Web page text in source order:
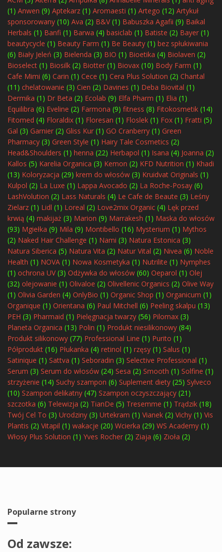
(1) Anwen (9) Aptekarz (1) Aromaesti (1) Artego (12) Artykuł
sponsorowany (10) Ava (2) B&V(1) Babuszka Agafii (9) Baikal
Herbals (1) Banfi (1) Barwa (4) basiclab (1) Batiste (2) Bayer (1)
beautycycle (1) Beauty Farm (1) Be Beauty (1) bez spłukiwania
(6) Biały Jeleń (3) Bielenda (3) BIO (1) Bioetika (4) Biolaven (2)
Bioselect (1) Biosilk (2) Biotter (1) Biovax (10) Body Farm (1)
Cafe Mimi (6) Carin (1) Cece (1) Cera Plus Solution (2) Chantal
(11) chelatowanie (3) Cien (2) Davines (1) Deba Biovital (1)
Dermika (1) Dr Beta (2) Ecolab (9) Elfa Pharm (1) Elia (1)
Equilibra (6) Eveline (2) Farmona (9) fitness (8) Fitokosmetik (14)
Fitomed (4) Floraldix (1) Floresan (1) Floslek (1) Fox (1) Fratti (5)
Gal (3) Garnier (2) Gliss Kur (1) GO Cranberry (1) Green
Pharmacy (3) Green Style (1) Hairy Tale Cosmetics (2)
Head&Shoulders (1) henna (22) Herbapol (1) Isana (4) Joanna (2)
Kallos (5) Karelia Organica (3) Kemon (2) KFD Nutrition (1) Khadi
(13) Koloryzacja (29) krem do włosów (3) Kruidvat Originals (1)
Kulpol (2) La Luxe (1) Lappa Avocado (2) La Roche-Posay (6)
LashVolution (2) Lass Naturals (4) Le Cafe de Beaute (3) Leśny
Zielarz (1) Lidl (1) Loreal (2) Love2mix Organic (4) Lęk przed
krwią (4) makijaż (3) Marion (9) Marrakesh (1) Maska do włosów
(93) Mgiełka (9) Mila (9) Montibello (16) Mysterium (1) Mythos
(2) Naked Hair Challenge (1) Nami (3) Natura Estonica (3)
Natura Siberica (5) Natura Vita (2) Natur Vital (2) Nivea (6) Noble
Health (1) NOVA (1) Nowa Kosmetyka (1) Nutrilite (1) Nymphes
(1) ochrona UV(3) Odżywka do włosów (60) Oeparol (1) Olej
(32) olejowanie (1) Olivaloe (2) Olivellenic Organics (2) Olive Way
(1) Olivia Garden (4) OnlyBio (1) Organic Shop (1) Organicum (1)
Organique (1) Orientana (6) Paul Mitchell (6) Peeling skalpu (13)
PEH (3) Pharmaid (1) Pielęgnacja twarzy (56) Pilomax (3)
Planeta Organica (13) Polin (1) Produkt niesilikonowy (84)
Produkt silikonowy (77) Professional Line (1) Purito (1)
Półprodukt (16) Płukanka (4) retinol (1) rzęsy (1) Salus (1)
Satinique (1) Sattva (1) Seboradin (3) Selective Professional (1)
Serum (3) Serum do włosów (24) Sesa (2) Smooth (1) Solfine (1)
strzyżenie (14) Suchy szampon (6) Suplement diety (25) Sylveco
(10) Szampon delikatny (47) Szampon oczyszczający (21)
szczotka (6) Telewizja (2) TianDe (5) Tresemme (1) Trądzik (18)
Twój Cel To (3) Urodziny (3) Urtekram (1) Vianek (2) Vichy (1) Vis
Plantis (2) Vitapil (1) wakacje (20) Wcierka (29) WS Academy (1)
Włosy Plus Solution (1) Yves Rocher (2) Ziaja (6) Zioła (2)
Popularne strony
Od zawsze: